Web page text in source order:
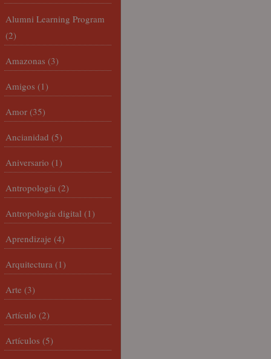
Alumni Learning Program
(2)
Amazonas (3)
Amigos (1)
Amor (35)
Ancianidad (5)
Aniversario (1)
Antropología (2)
Antropología digital (1)
Aprendizaje (4)
Arquitectura (1)
Arte (3)
Artículo (2)
Artículos (5)